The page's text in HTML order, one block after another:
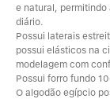
e natural, permitindo
diário.
Possui laterais
possui elásticos na
modelagem com
Possui forro fundo
O algodão egípcio